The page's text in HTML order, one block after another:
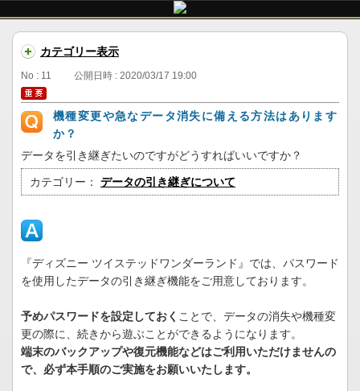
カテゴリー表示
No : 11 公開日時 : 2020/03/17 19:00
機種変更や急なデータ消失に備える方法はあります
か？
データを引き継ぎたいのですがどうすればいいですか？
カテゴリー： データの引き継ぎについて
『ディズニー ツイステッドワンダーランド』では、パスワード
を使用したデータの引き継ぎ機能をご用意しております。
予めパスワードを設定しておく ことで、データの消失や機種変
更の際に、続きから遊ぶことができるようになります。
端末のバックアップや復元機能などはご利用いただけませんの
で、必ず本手順のご実施をお願いいたします。